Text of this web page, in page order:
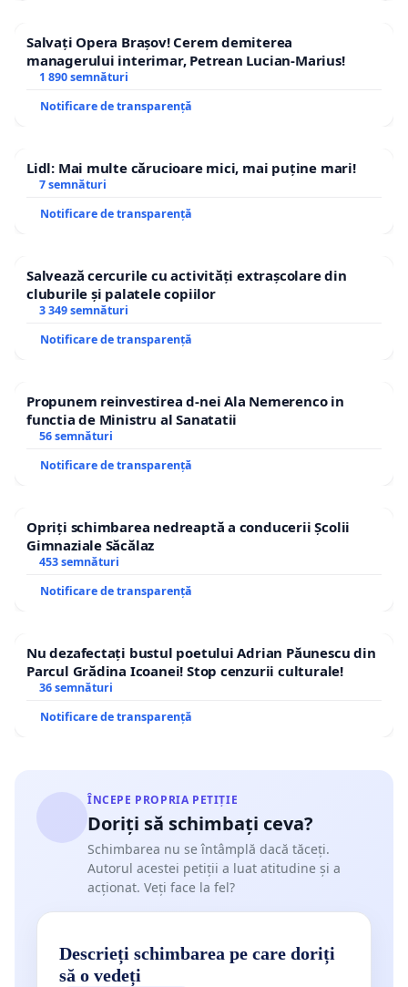
Salvați Opera Brașov! Cerem demiterea
managerului interimar, Petrean Lucian-Marius!
1 890 semnături
Notificare de transparență
Lidl: Mai multe cărucioare mici, mai puține mari!
7 semnături
Notificare de transparență
Salvează cercurile cu activități extrașcolare din
cluburile și palatele copiilor
3 349 semnături
Notificare de transparență
Propunem reinvestirea d-nei Ala Nemerenco in
functia de Ministru al Sanatatii
56 semnături
Notificare de transparență
Opriți schimbarea nedreaptă a conducerii Școlii
Gimnaziale Săcălaz
453 semnături
Notificare de transparență
Nu dezafectați bustul poetului Adrian Păunescu din
Parcul Grădina Icoanei! Stop cenzurii culturale!
36 semnături
Notificare de transparență
ÎNCEPE PROPRIA PETIȚIE
Doriți să schimbați ceva?
Schimbarea nu se întâmplă dacă tăceți.
Autorul acestei petiții a luat atitudine și a
acționat. Veți face la fel?
Descrieți schimbarea pe care doriți
să o vedeți